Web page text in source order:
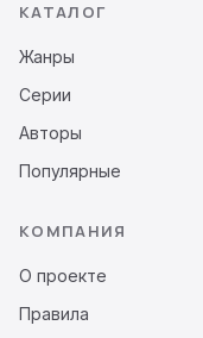
КАТАЛОГ
Жанры
Серии
Авторы
Популярные
КОМПАНИЯ
О проекте
Правила